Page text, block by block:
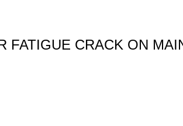
FATIGUE CRACK ON